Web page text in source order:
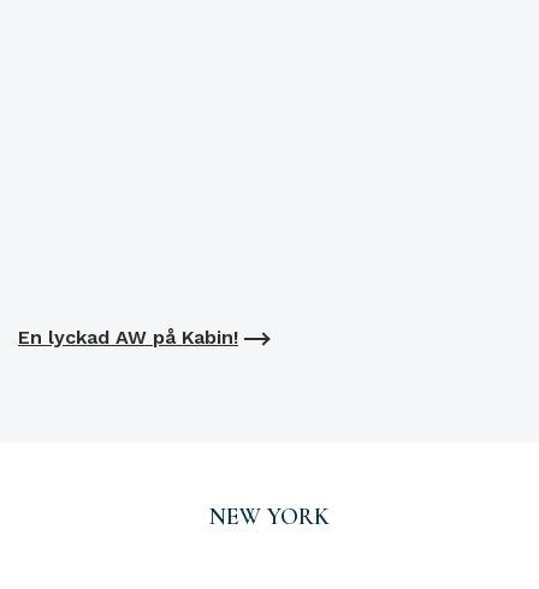
En lyckad AW på Kabin!
NEW YORK